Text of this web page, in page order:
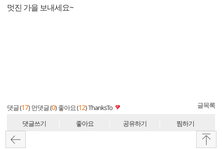
멋진 가을 보내세요~
댓글 (17) 먼댓글 (0) 좋아요 (12)ThanksTo 글목록
댓글쓰기 좋아요 공유하기 찜하기